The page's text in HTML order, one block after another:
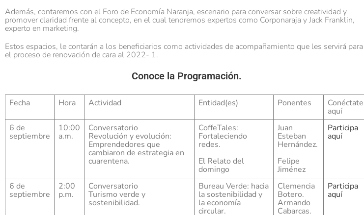
Además, contaremos con el Foro de Economía Naranja, escenario para conversar sobre creatividad y
promover claridad frente al concepto, en el cual tendremos expertos como Corponaraja y Jack Franklin,
experto en marketing.
Estos espacios, le contarán a los beneficiarios como actividades de acompañamiento que les servirá para
el proceso de renovación de cara al 2022- 1.
Conoce la Programación.
Fecha Hora Actividad Entidad(es) Ponentes Conéctate
aquí
6 de
septiembre
10:00
a.m.
Conversatorio
Revolución y evolución:
Emprendedores que
cambiaron de estrategia en
cuarentena.
CoffeTales:
Fortaleciendo
redes.
El Relato del
domingo
Juan
Esteban
Hernández.
Felipe
Jiménez
Participa
aquí
6 de
septiembre
2:00
p.m.
Conversatorio
Turismo verde y
sostenibilidad.
Bureau Verde: hacia
la sostenibilidad y
la economía
circular.
Clemencia
Botero.
Armando
Cabarcas.
Participa
aquí